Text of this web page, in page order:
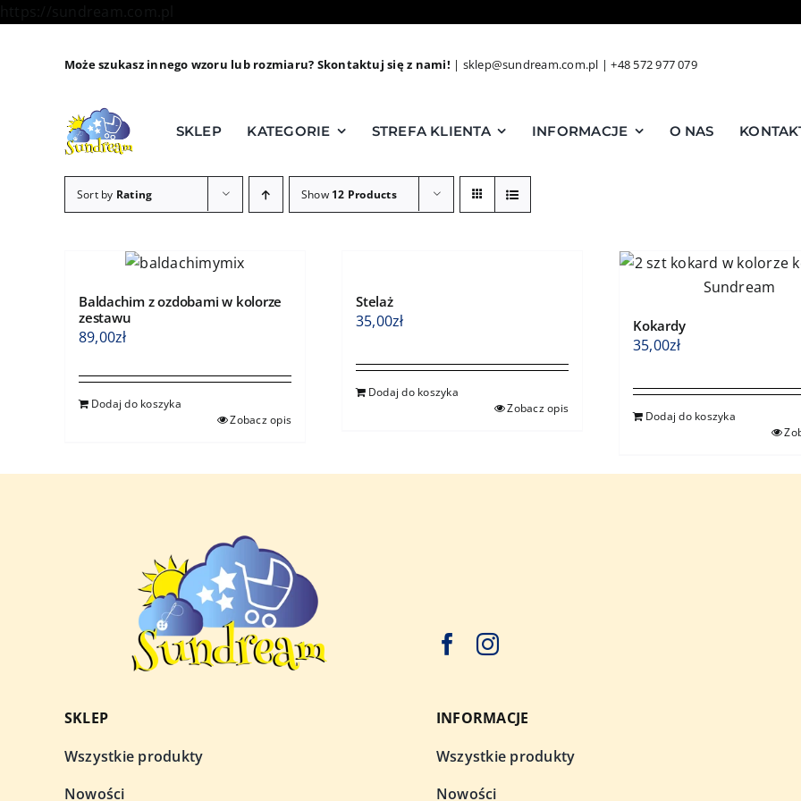
content
Może szukasz innego wzoru lub rozmiaru? Skontaktuj się z nami! | sklep@sundream.com.pl |+48 572 977 079
SKLEP KATEGORIE STREFA KLIENTA INFORMACJE O NAS
Sort by Rating Show 12 Products
Baldachim z ozdobami w kolorze
zestawu
89,00zł
Dodaj do koszyka
Zobacz opis
Stelaż
35,00zł
Dodaj do koszyka
Zobacz opis
Kokardy
35,00zł
Dodaj do koszyka
SKLEP
Wszystkie produkty
Nowości
INFORMACJE
Wszystkie produkty
Nowości